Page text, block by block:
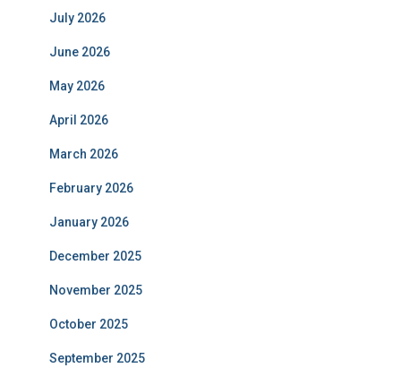
July 2026
June 2026
May 2026
April 2026
March 2026
February 2026
January 2026
December 2025
November 2025
October 2025
September 2025